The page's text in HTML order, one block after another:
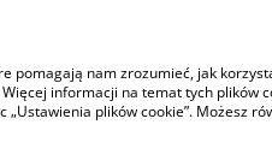
pomagają nam zrozumieć, jak
informacji na temat tych plików
plików cookie”. Możesz